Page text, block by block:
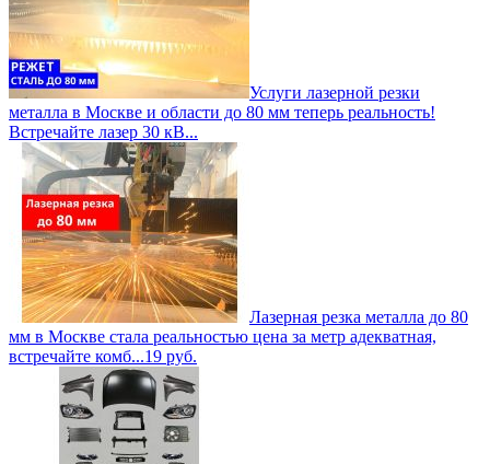
Услуги лазерной резки
металла в Москве и области до 80 мм теперь реальность!
Встречайте лазер 30 кВ...
Лазерная резка металла до 80
мм в Москве стала реальностью цена за метр адекватная,
встречайте комб...19 руб.